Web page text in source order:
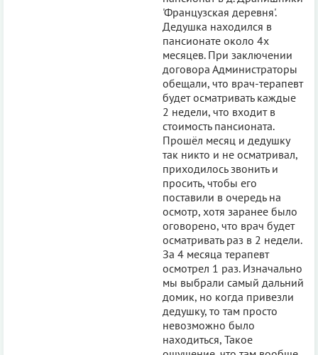
'Французская деревня'.
Дедушка находился в
пансионате около 4х
месяцев. При заключении
договора Администраторы
обещали, что врач-терапевт
будет осматривать каждые
2 недели, что входит в
стоимость пансионата.
Прошёл месяц и дедушку
так никто и не осматривал,
приходилось звонить и
просить, чтобы его
поставили в очередь на
осмотр, хотя заранее было
оговорено, что врач будет
осматривать раз в 2 недели.
За 4 месяца терапевт
осмотрел 1 раз. Изначально
мы выбрали самый дальний
домик, но когда привезли
дедушку, то там просто
невозможно было
находиться, Такое